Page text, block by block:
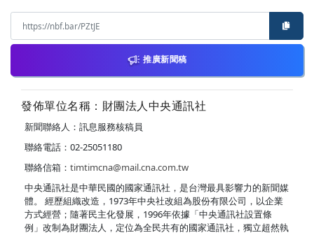
推廣新聞稿
發佈單位名稱：財團法人中央通訊社
新聞聯絡人：訊息服務核稿員
聯絡電話：02-25051180
聯絡信箱： timtimcna@mail.cna.com.tw
中央通訊社是中華民國的國家通訊社，是台灣最具影響力的新聞媒
體。 經歷組織改造，1973年中央社改組為股份有限公司，以企業
方式經營；隨著民主化發展，1996年依據「中央通訊社設置條
例」改制為財團法人，定位為全民共有的國家通訊社，獨立超然執